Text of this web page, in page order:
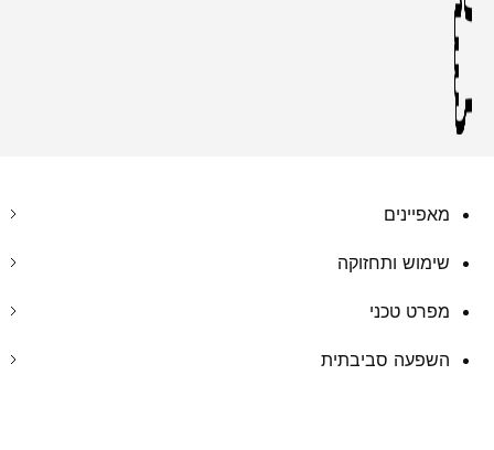
מאפיינים
שימוש ותחזוקה
מפרט טכני
השפעה סביבתית